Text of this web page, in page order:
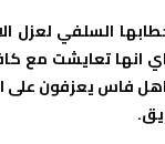
السلفي لعزل
و عن السلطة الدينية منذ سنة
فاس يعزفون على